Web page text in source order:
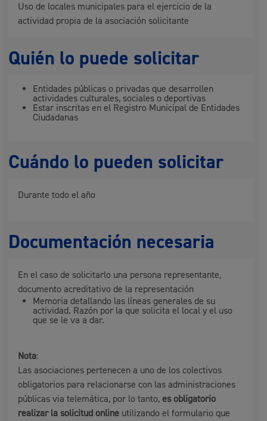
Uso de locales municipales para el ejercicio de la
actividad propia de la asociación solicitante
Quién lo puede solicitar
Entidades públicas o privadas que desarrollen
actividades culturales, sociales o deportivas
Estar inscritas en el Registro Municipal de Entidades
Ciudadanas
Cuándo lo pueden solicitar
Durante todo el año
Documentación necesaria
En el caso de solicitarlo una persona representante,
documento acreditativo de la representación
Memoria detallando las líneas generales de su
actividad. Razón por la que solicita el local y el uso
que se le va a dar.
Nota:
Las asociaciones pertenecen a uno de los colectivos
obligatorios para relacionarse con las administraciones
públicas via telemática, por lo tanto,es obligatorio
realizar la solicitud online utilizando el formulario que